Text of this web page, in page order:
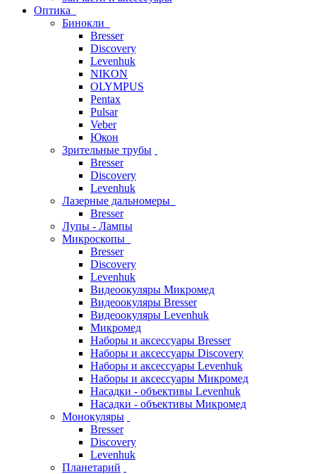
Оптика
Бинокли
Bresser
Discovery
Levenhuk
NIKON
OLYMPUS
Pentax
Pulsar
Veber
Юкон
Зрительные трубы
Bresser
Discovery
Levenhuk
Лазерные дальномеры
Bresser
Лупы - Лампы
Микроскопы
Bresser
Discovery
Levenhuk
Видеоокуляры Микромед
Видеоокуляры Bresser
Видеоокуляры Levenhuk
Микромед
Наборы и аксессуары Bresser
Наборы и аксессуары Discovery
Наборы и аксессуары Levenhuk
Наборы и аксессуары Микромед
Насадки - объективы Levenhuk
Насадки - объективы Микромед
Монокуляры
Bresser
Discovery
Levenhuk
Планетарий